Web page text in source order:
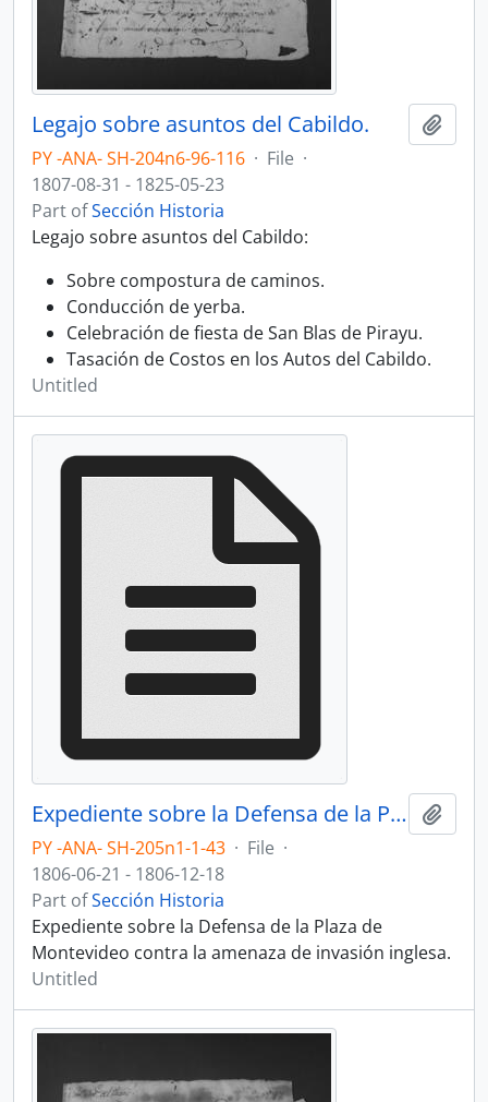
Legajo sobre asuntos del Cabildo.
PY -ANA- SH-204n6-96-116 · File ·
1807-08-31 - 1825-05-23
Part ofSección Historia
Legajo sobre asuntos del Cabildo:
Sobre compostura de caminos.
Conducción de yerba.
Celebración de fiesta de San Blas de Pirayu.
Tasación de Costos en los Autos del Cabildo.
Untitled
Expediente sobre la Defensa de la Plaza de Montevideo contra la amenaza de invasión inglesa.
PY -ANA- SH-205n1-1-43 · File ·
1806-06-21 - 1806-12-18
Part ofSección Historia
Expediente sobre la Defensa de la Plaza de
Montevideo contra la amenaza de invasión inglesa.
Untitled